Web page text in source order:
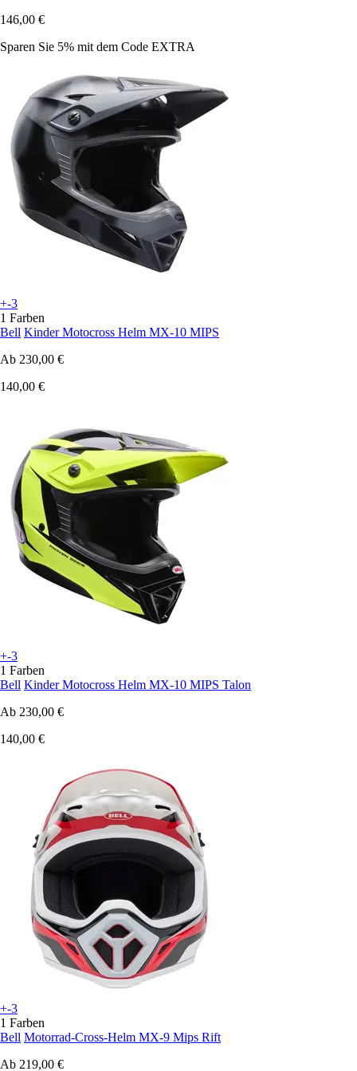
146,00 €
Sparen Sie 5% mit dem Code EXTRA
+-3
1 Farben
Bell Kinder Motocross Helm MX-10 MIPS
Ab 230,00 €
140,00 €
+-3
1 Farben
Bell Kinder Motocross Helm MX-10 MIPS Talon
Ab 230,00 €
140,00 €
+-3
1 Farben
Bell Motorrad-Cross-Helm MX-9 Mips Rift
Ab 219,00 €